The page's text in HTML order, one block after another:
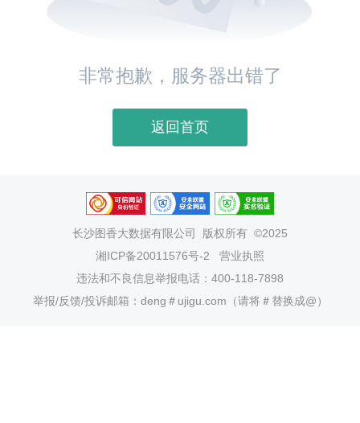
非常抱歉，服务器出错了
返回首页
长沙图香大数据有限公司
版权所有 ©2025
湘ICP备20011576号-2
营业执照
违法和不良信息举报电话：400-118-7898
举报/反馈/投诉邮箱：deng＃ujigu.com（请将＃替换成@）